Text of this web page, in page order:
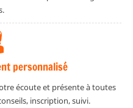
personnalisé
écoute et présente à toutes
inscription, suivi.